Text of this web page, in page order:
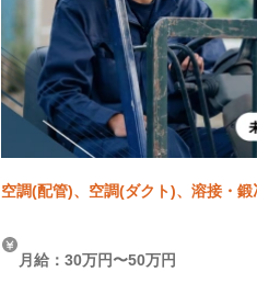
空調(配管)、空調(ダクト)、溶接・
月給：30万円〜50万円